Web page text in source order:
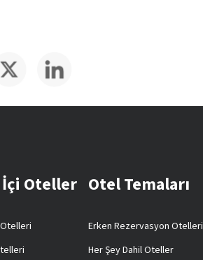
Oteller Otel Temaları
Erken Rezervasyon Otelleri
Her Şey Dahil Oteller